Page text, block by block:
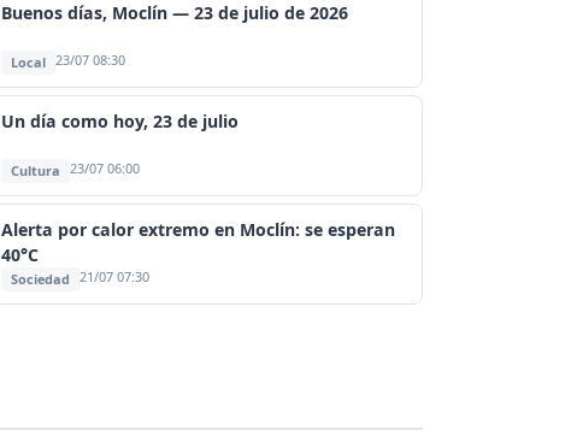
Buenos días, Moclín — 23 de julio de 2026
Local 23/07 08:30
Un día como hoy, 23 de julio
Cultura 23/07 06:00
Alerta por calor extremo en Moclín: se esperan
40°C
Sociedad 21/07 07:30